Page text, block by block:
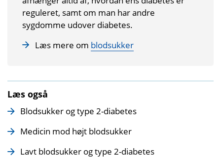
reguleret, samt om man har andre
sygdomme udover diabetes.
Læs mere om blodsukker
Læs også
Blodsukker og type 2-diabetes
Medicin mod højt blodsukker
Lavt blodsukker og type 2-diabetes